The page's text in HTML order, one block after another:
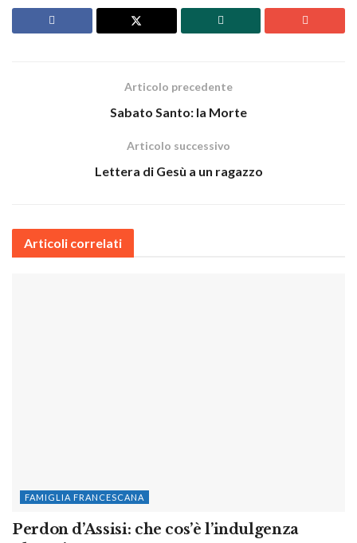
Articolo precedente
Sabato Santo: la Morte
Articolo successivo
Lettera di Gesù a un ragazzo
Articoli correlati
FAMIGLIA FRANCESCANA
Perdon d’Assisi: che cos’è l’indulgenza